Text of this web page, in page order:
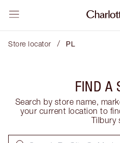
Store locator / PL
FIND A
Search by store name,
your current location to
Tilbury